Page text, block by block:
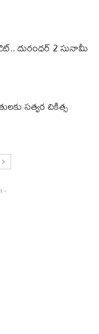
ఔట్‌.. దురంధ‌ర్ 2 సునామీ
సత్వర చికిత్స
-